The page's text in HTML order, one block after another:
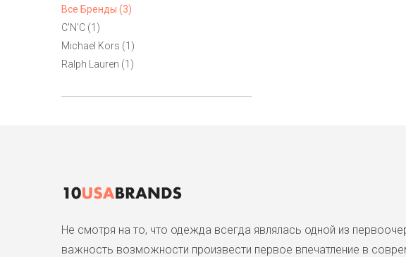
Все Бренды (3)
C'N'C (1)
Michael Kors (1)
Ralph Lauren (1)
Не смотря на то, что одежда всегда являлась одной из
важность возможности произвести первое впечатление в